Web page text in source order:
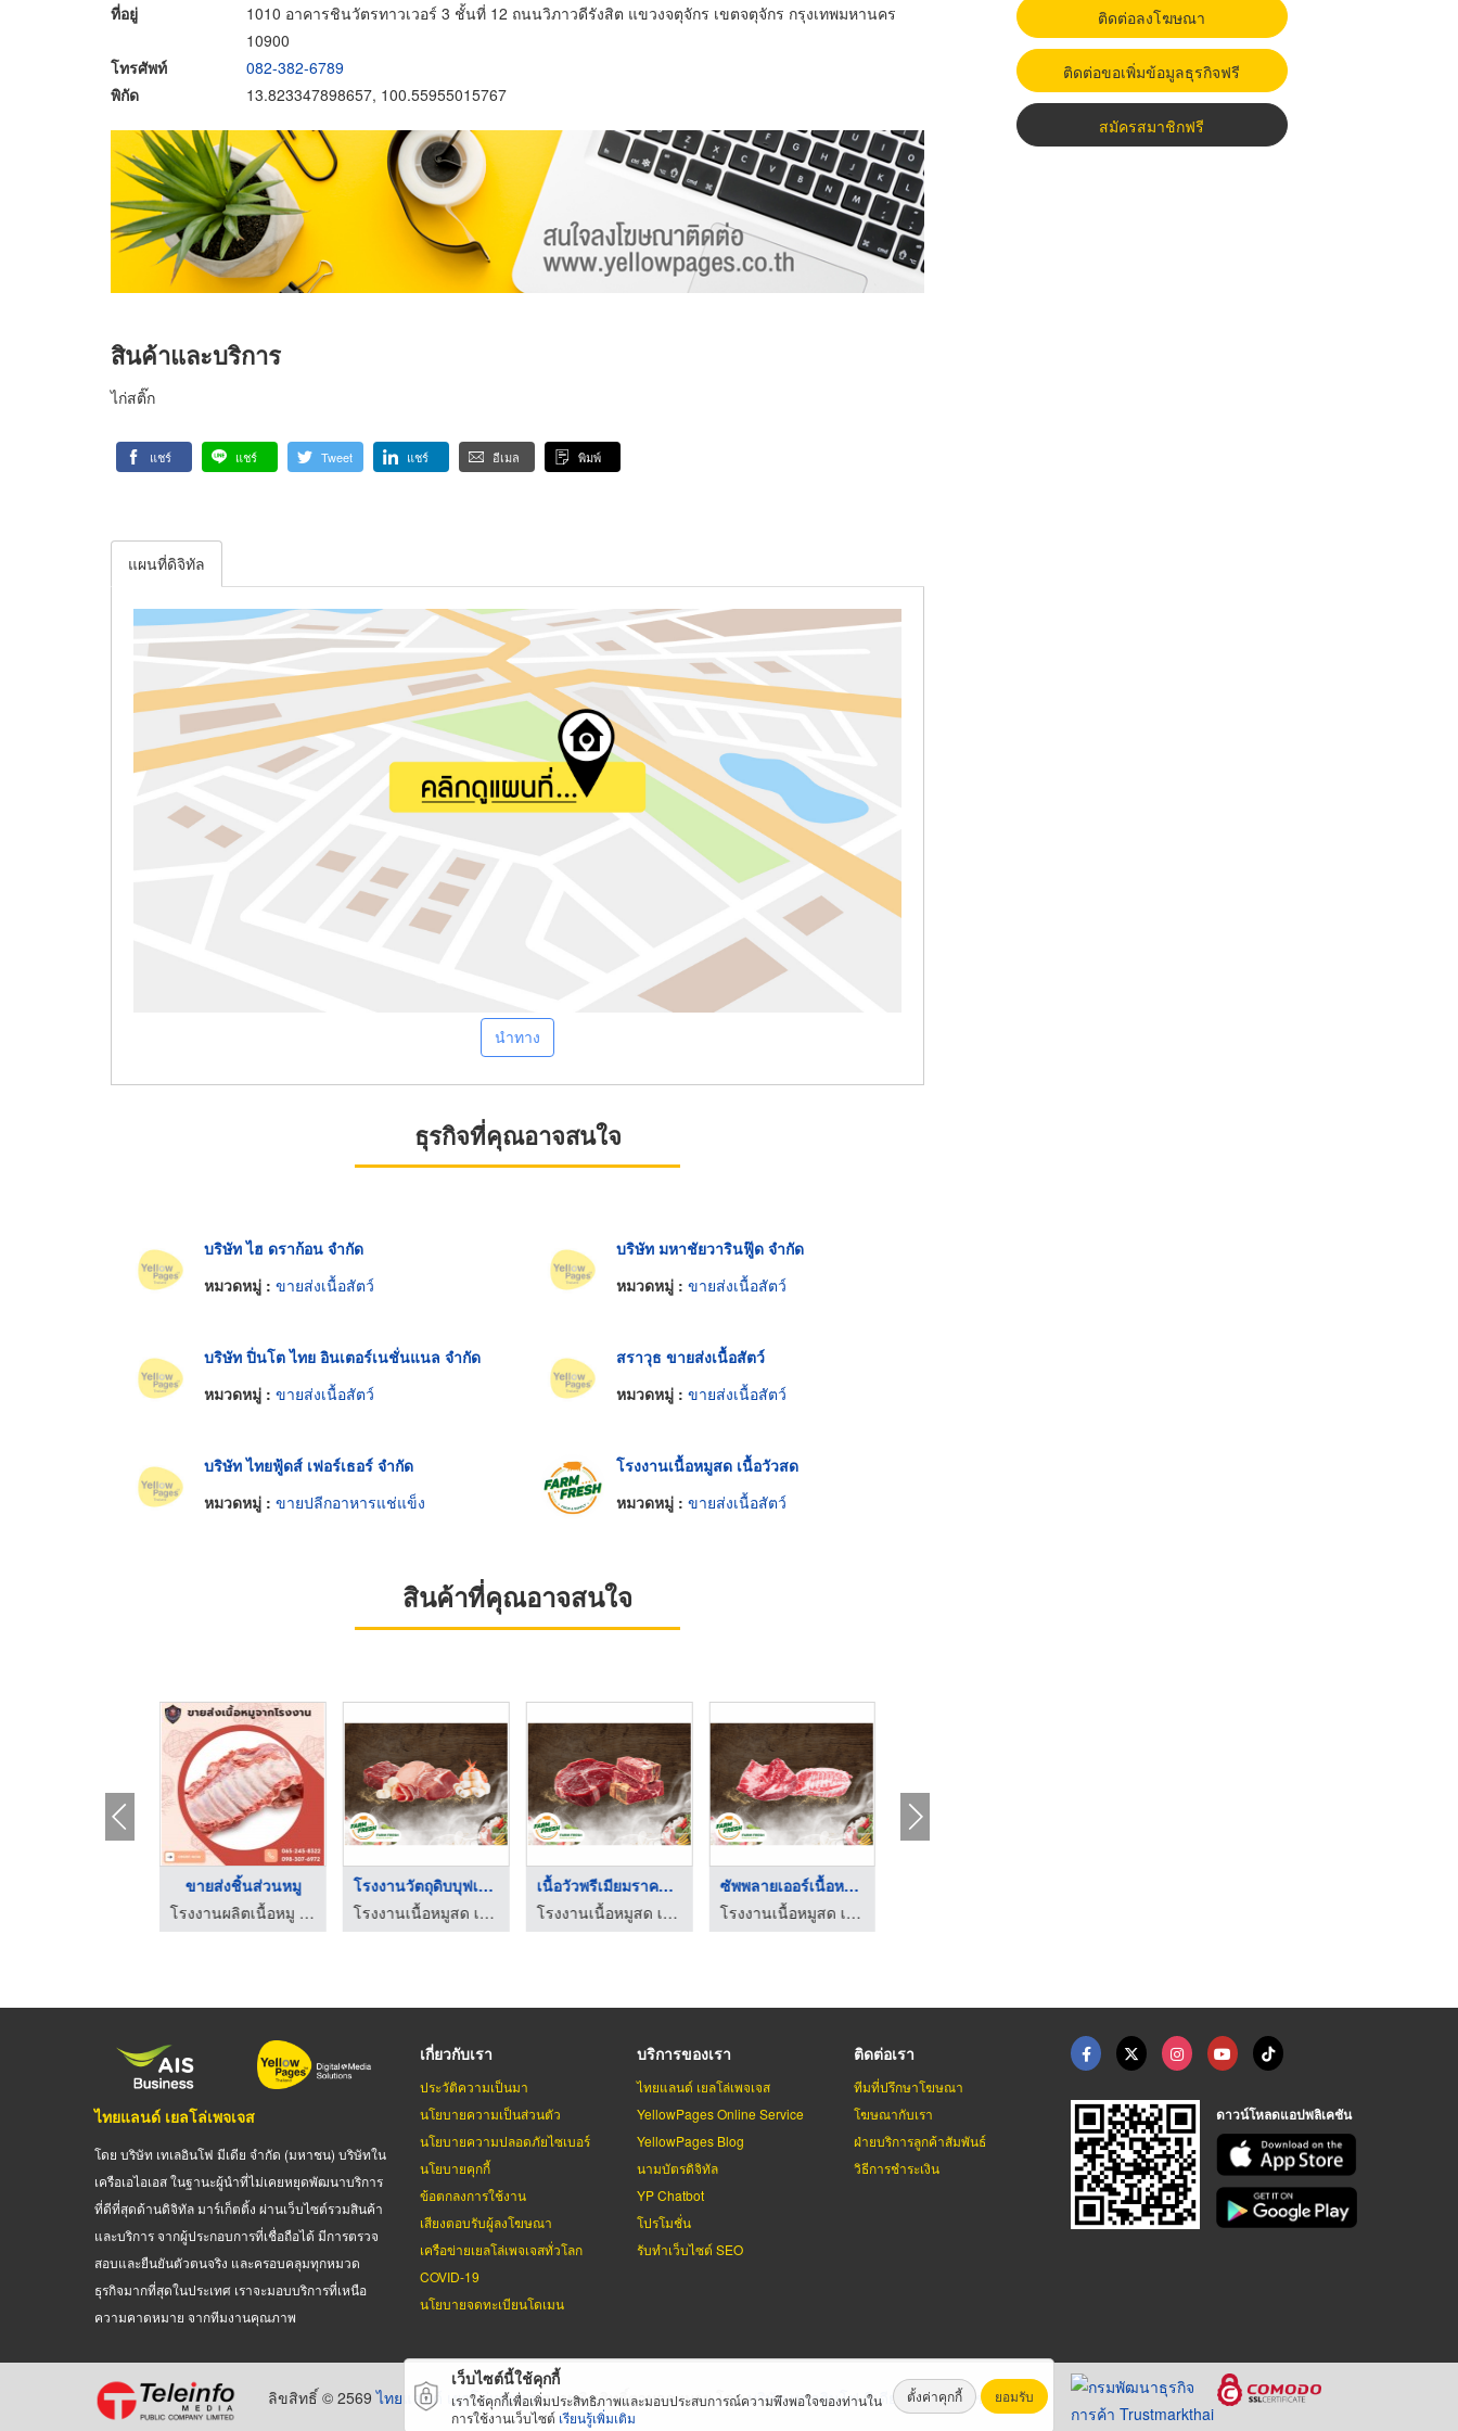
ที่อยู่
1010 อาคารชินวัตรทาวเวอร์ 3 ชั้นที่ 12 ถนนวิภาวดีรังสิต แขวงจตุจักร เขตจตุจักร กรุงเทพมหานคร
10900
โทรศัพท์
082-382-6789
พิกัด
13.823347898657, 100.55955015767
สินค้าและบริการ
ไก่สติ๊ก
แชร์ แชร์ Tweet แชร์ อีเมล พิมพ์
แผนที่ดิจิทัล
นำทาง
ธุรกิจที่คุณอาจสนใจ
บริษัท ไฮ ดราก้อน จำกัด
หมวดหมู่ : ขายส่งเนื้อสัตว์
บริษัท มหาชัยวารินฟู๊ด จำกัด
หมวดหมู่ : ขายส่งเนื้อสัตว์
บริษัท ปิ่นโต ไทย อินเตอร์เนชั่นแนล จำกัด
หมวดหมู่ : ขายส่งเนื้อสัตว์
สราวุธ ขายส่งเนื้อสัตว์
หมวดหมู่ : ขายส่งเนื้อสัตว์
บริษัท ไทยฟู้ดส์ เฟอร์เธอร์ จำกัด
หมวดหมู่ : ขายปลีกอาหารแช่แข็ง
โรงงานเนื้อหมูสด เนื้อวัวสด
หมวดหมู่ : ขายส่งเนื้อสัตว์
สินค้าที่คุณอาจสนใจ
ขายส่งชิ้นส่วนหมู
โรงงานผลิตเนื้อหมู - เอส แอล พิทักษ์
โรงงานวัตถุดิบบุฟเฟต ...
โรงงานเนื้อหมูสด เนื้อวัวสด
เนื้อวัวพรีเมียมราคา ...
โรงงานเนื้อหมูสด เนื้อวัวสด
ซัพพลายเออร์เนื้อหมู ...
โรงงานเนื้อหมูสด เนื้อวัวสด
ติดต่อลงโฆษณา
ติดต่อขอเพิ่มข้อมูลธุรกิจฟรี
สมัครสมาชิกฟรี
ไทยแลนด์ เยลโล่เพจเจส
โดย บริษัท เทเลอินโฟ มีเดีย จำกัด (มหาชน) บริษัทใน
เครือเอไอเอส ในฐานะผู้นำที่ไม่เคยหยุดพัฒนาบริการ
ที่ดีที่สุดด้านดิจิทัล มาร์เก็ตติ้ง ผ่านเว็บไซต์รวมสินค้า
และบริการ จากผู้ประกอบการที่เชื่อถือได้ มีการตรวจ
สอบและยืนยันตัวตนจริง และครอบคลุมทุกหมวด
ธุรกิจมากที่สุดในประเทศ เราจะมอบบริการที่เหนือ
ความคาดหมาย จากทีมงานคุณภาพ
เกี่ยวกับเรา
ประวัติความเป็นมา
นโยบายความเป็นส่วนตัว
นโยบายความปลอดภัยไซเบอร์
นโยบายคุกกี้
ข้อตกลงการใช้งาน
เสียงตอบรับผู้ลงโฆษณา
เครือข่ายเยลโล่เพจเจสทั่วโลก
COVID-19
นโยบายจดทะเบียนโดเมน
บริการของเรา
ไทยแลนด์ เยลโล่เพจเจส
YellowPages Online Service
YellowPages Blog
นามบัตรดิจิทัล
YP Chatbot
โปรโมชั่น
รับทำเว็บไซต์ SEO
ติดต่อเรา
ทีมที่ปรึกษาโฆษณา
โฆษณากับเรา
ฝ่ายบริการลูกค้าสัมพันธ์
วิธีการชำระเงิน
ดาวน์โหลดแอปพลิเคชัน
ลิขสิทธิ์ © 2569ไทยแลนด์ เยลโล่เพจเจสสงวนลิขสิทธิ์ตามกฏหมาย โดยบริษัท เทเลอินโฟ มีเดีย จำกัด (มหาชน)
เว็บไซต์นี้ใช้คุกกี้
เราใช้คุกกี้เพื่อเพิ่มประสิทธิภาพและมอบประสบการณ์ความพึงพอใจของท่านใน
การใช้งานเว็บไซต์ เรียนรู้เพิ่มเติม
ตั้งค่าคุกกี้ ยอมรับ